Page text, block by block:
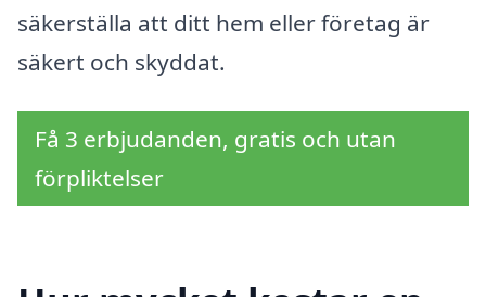
säkerställa att ditt hem eller företag är
säkert och skyddat.
Få 3 erbjudanden, gratis och utan
förpliktelser